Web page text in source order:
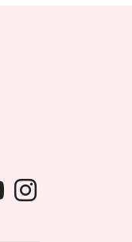
van